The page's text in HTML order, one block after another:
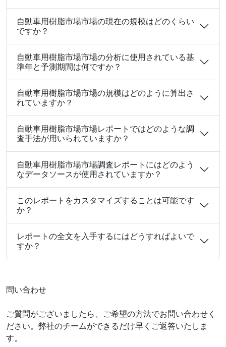
自動車用樹脂市場市場の現在の規模はどのくらい
ですか？
自動車用樹脂市場市場の分析に使用されている基
準年と予測期間は何ですか？
自動車用樹脂市場市場の規模はどのように算出さ
れていますか？
自動車用樹脂市場市場レポートではどのような調
査手法が用いられていますか？
自動車用樹脂市場市場調査レポートにはどのよう
なデータソースが使用されていますか？
このレポートをカスタマイズすることは可能です
か？
レポートの全文を入手するにはどうすればよいで
すか？
問い合わせ
ご質問がございましたら、ご希望の方法でお問い合わせく
ださい。弊社のチームができるだけ早くご返答いたしま
す。